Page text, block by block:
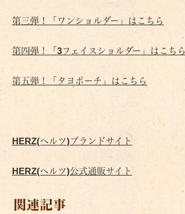
第三弾！「ワンショルダー」はこちら
第四弾！「3フェイスショルダー」はこちら
第五弾！「タヨポーチ」はこちら
HERZ(ヘルツ)ブランドサイト
HERZ(ヘルツ)公式通販サイト
関連記事